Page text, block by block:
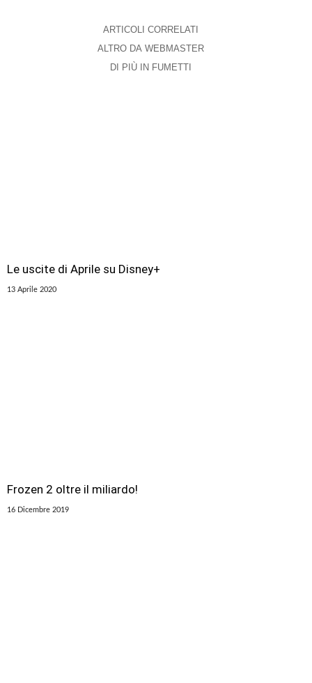
ARTICOLI CORRELATI
ALTRO DA WEBMASTER
DI PIÙ IN FUMETTI
Le uscite di Aprile su Disney+
13 Aprile 2020
Frozen 2 oltre il miliardo!
16 Dicembre 2019